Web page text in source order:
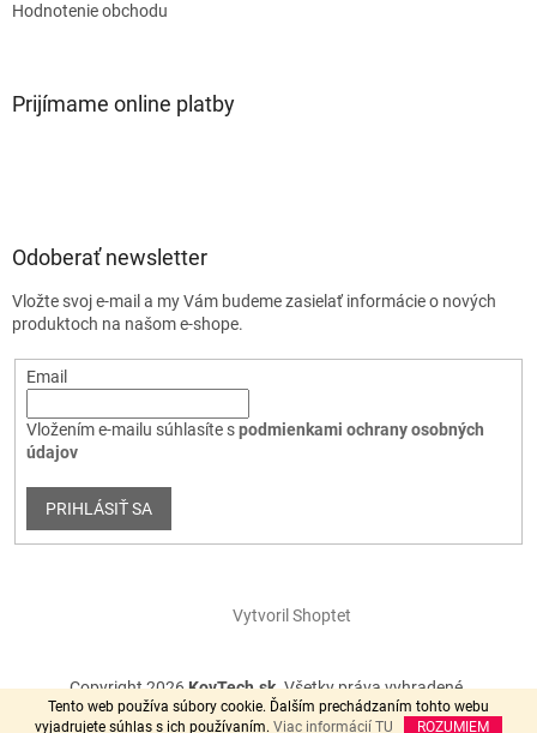
Tento web používa súbory cookie. Ďalším prechádzaním tohto webu
vyjadrujete súhlas s ich používaním. Viac informácií TU ROZUMIEM
Hodnotenie obchodu
Prijímame online platby
Odoberať newsletter
Vložte svoj e-mail a my Vám budeme zasielať informácie o nových
produktoch na našom e-shope.
Email
Vložením e-mailu súhlasíte spodmienkami ochrany osobných
údajov
PRIHLÁSIŤ SA
Vytvoril Shoptet
Copyright 2026KovTech.sk. Všetky práva vyhradené.